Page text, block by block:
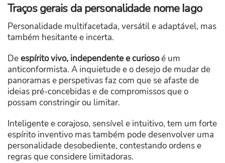
Traços gerais da personalidade nome Iago
Personalidade multifacetada, versátil e adaptável, mas
também hesitante e incerta.
Deespírito vivo, independente e curiosoé um
anticonformista. A inquietude e o desejo de mudar de
panoramas e perspetivas faz com que se afaste de
ideias pré-concebidas e de compromissos que o
possam constringir ou limitar.
Inteligente e corajoso, sensível e intuitivo, tem um forte
espírito inventivo mas também pode desenvolver uma
personalidade desobediente, contestando ordens e
regras que considere limitadoras.